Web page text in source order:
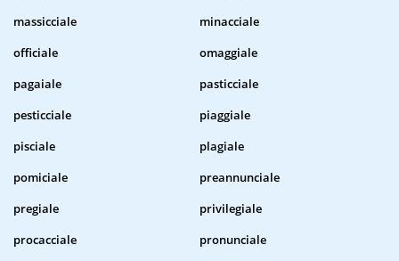
massicciale
minacciale
officiale
omaggiale
pagaiale
pasticciale
pesticciale
piaggiale
pisciale
plagiale
pomiciale
preannunciale
pregiale
privilegiale
procacciale
pronunciale